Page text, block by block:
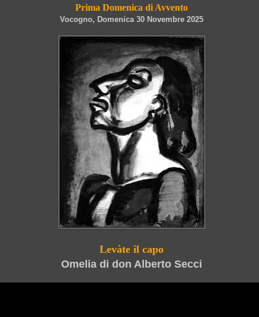
Prima Domenica di Avvento
Vocogno, Domenica 30 Novembre 2025
Levàte il capo
Omelia di don Alberto Secci